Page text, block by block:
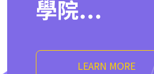
學院...
LEARN MORE